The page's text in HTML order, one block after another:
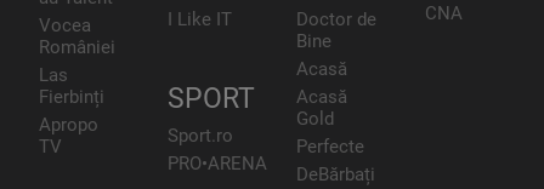
Vocea
României
Las
Fierbinți
Apropo
TV
I Like IT
SPORT
Sport.ro
PRO•ARENA
Doctor de
Bine
Acasă
Acasă
Gold
Perfecte
DeBărbați
CNA